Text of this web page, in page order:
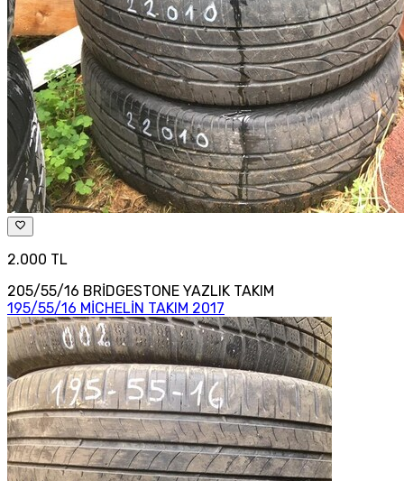
2.000 TL
205/55/16 BRİDGESTONE YAZLIK TAKIM
195/55/16 MİCHELİN TAKIM 2017